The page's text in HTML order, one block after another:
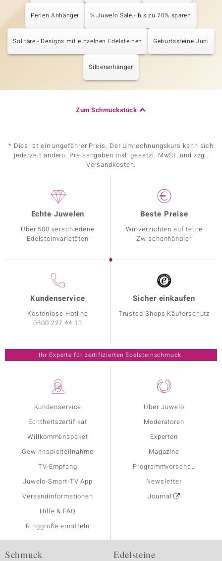
Perlen Anhänger % Juwelo Sale - bis zu 70% sparen
Solitäre - Designs mit einzelnen Edelsteinen Geburtssteine Juni
Silberanhänger
Zum Schmuckstück
* Dies ist ein ungefährer Preis. Der Umrechnungskurs kann sich
jederzeit ändern. Preisangaben inkl. gesetzl. MwSt. und zzgl.
Versandkosten.
Kundenservice
Echtheitszertifikat
Willkommenspaket
Gewinnspielteilnahme
TV-Empfang
Juwelo-Smart-TV App
Versandinformationen
Hilfe & FAQ
Ringgröße ermitteln
Über Juwelo
Moderatoren
Experten
Magazine
Programmvorschau
Newsletter
Journal
Echte Juwelen
Über 500 verschiedene
Edelsteinvarietäten
Beste Preise
Wir verzichten auf teure
Zwischenhändler
Kundenservice
Kostenlose Hotline
0800 227 44 13
Sicher einkaufen
Trusted Shops Käuferschutz
Ihr Experte für zertifizierten Edelsteinschmuck.
Schmuck Edelsteine